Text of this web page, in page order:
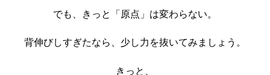
でも、きっと「原点」は変わらない。
背伸びしすぎたなら、少し力を抜いてみましょう。
きっと、